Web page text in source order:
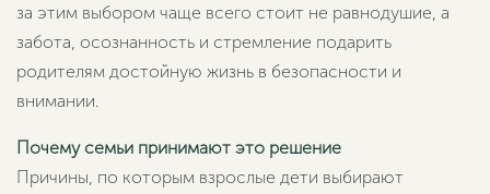
за этим выбором чаще всего стоит не равнодушие, а
забота, осознанность и стремление подарить
родителям достойную жизнь в безопасности и
внимании.
Почему семьи принимают это решение
Причины, по которым взрослые дети выбирают